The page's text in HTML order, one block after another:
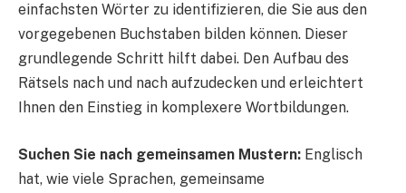
einfachsten Wörter zu identifizieren, die Sie aus den
vorgegebenen Buchstaben bilden können. Dieser
grundlegende Schritt hilft dabei. Den Aufbau des
Rätsels nach und nach aufzudecken und erleichtert
Ihnen den Einstieg in komplexere Wortbildungen.
Suchen Sie nach gemeinsamen Mustern: Englisch
hat, wie viele Sprachen, gemeinsame